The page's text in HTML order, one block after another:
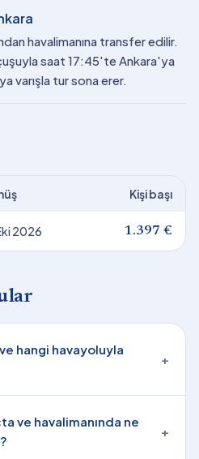
havalimanına transfer edilir.
saat 17:45'te Ankara'ya
varışla tur sona erer.
Kişi başı
2026 1.397 €
hangi havayoluyla
+
ve havalimanında ne
+